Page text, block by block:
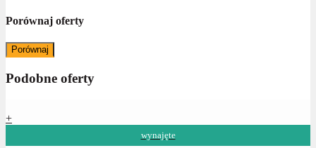
Porównaj oferty
Porównaj
Podobne oferty
+
wynajęte